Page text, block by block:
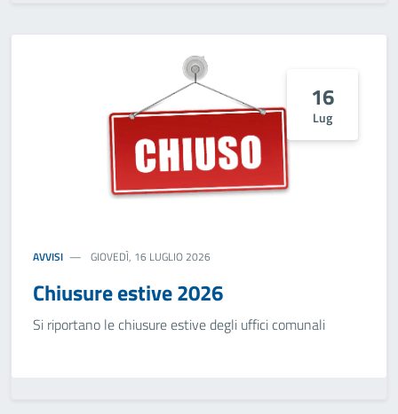
16
Lug
AVVISI GIOVEDÌ, 16 LUGLIO 2026
Chiusure estive 2026
Si riportano le chiusure estive degli uffici comunali